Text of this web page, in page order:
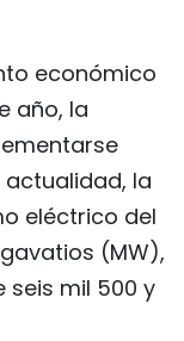
económico
año, la
actualidad, la
eléctrico del
(MW),
seis mil 500 y